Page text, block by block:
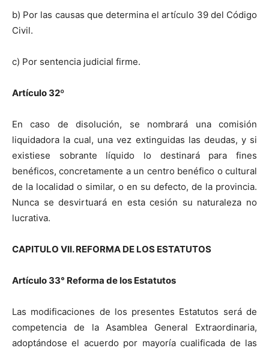
b) Por las causas que determina el artículo 39 del Código
Civil.
c) Por sentencia judicial firme.
Artículo 32º
En caso de disolución, se nombrará una comisión
liquidadora la cual, una vez extinguidas las deudas, y si
existiese sobrante líquido lo destinará para fines
benéficos, concretamente a un centro benéfico o cultural
de la localidad o similar, o en su defecto, de la provincia.
Nunca se desvirtuará en esta cesión su naturaleza no
lucrativa.
CAPITULO VII. REFORMA DE LOS ESTATUTOS
Artículo 33° Reforma de los Estatutos
Las modificaciones de los presentes Estatutos será de
competencia de la Asamblea General Extraordinaria,
adoptándose el acuerdo por mayoría cualificada de las